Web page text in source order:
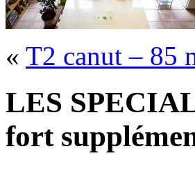
« T2 canut – 85
LES
fort